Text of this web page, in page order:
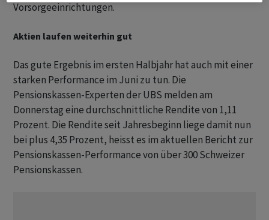
Vorsorgeeinrichtungen.
Aktien laufen weiterhin gut
Das gute Ergebnis im ersten Halbjahr hat auch mit einer
starken Performance im Juni zu tun. Die
Pensionskassen-Experten der UBS melden am
Donnerstag eine durchschnittliche Rendite von 1,11
Prozent. Die Rendite seit Jahresbeginn liege damit nun
bei plus 4,35 Prozent, heisst es im aktuellen Bericht zur
Pensionskassen-Performance von über 300 Schweizer
Pensionskassen.